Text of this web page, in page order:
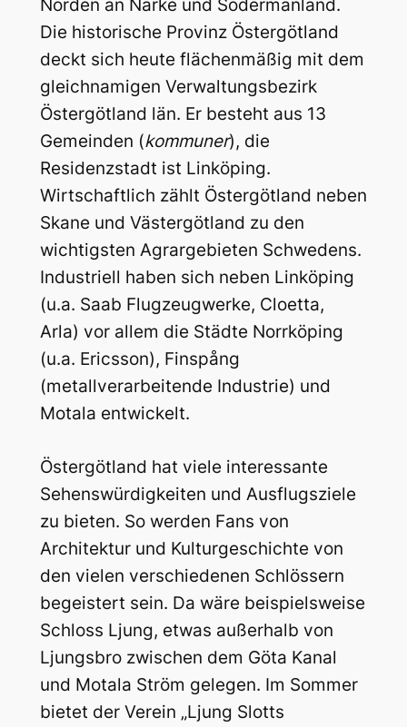
Norden an Närke und Södermanland.
Die historische Provinz Östergötland
deckt sich heute flächenmäßig mit dem
gleichnamigen Verwaltungsbezirk
Östergötland län. Er besteht aus 13
Gemeinden (kommuner), die
Residenzstadt ist Linköping.
Wirtschaftlich zählt Östergötland neben
Skane und Västergötland zu den
wichtigsten Agrargebieten Schwedens.
Industriell haben sich neben Linköping
(u.a. Saab Flugzeugwerke, Cloetta,
Arla) vor allem die Städte Norrköping
(u.a. Ericsson), Finspång
(metallverarbeitende Industrie) und
Motala entwickelt.
Östergötland hat viele interessante
Sehenswürdigkeiten und Ausflugsziele
zu bieten. So werden Fans von
Architektur und Kulturgeschichte von
den vielen verschiedenen Schlössern
begeistert sein. Da wäre beispielsweise
Schloss Ljung, etwas außerhalb von
Ljungsbro zwischen dem Göta Kanal
und Motala Ström gelegen. Im Sommer
bietet der Verein „Ljung Slotts